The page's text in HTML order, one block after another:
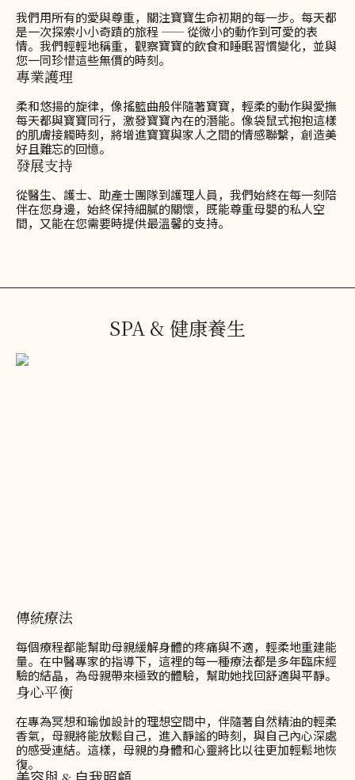
我們用所有的愛與尊重，關注寶寶生命初期的每一步。每天都
是一次探索小小奇蹟的旅程 —— 從微小的動作到可愛的表
情。我們輕輕地稱重，觀察寶寶的飲食和睡眠習慣變化，並與
您一同珍惜這些無價的時刻。
專業護理
柔和悠揚的旋律，像搖籃曲般伴隨著寶寶，輕柔的動作與愛撫
每天都與寶寶同行，激發寶寶內在的潛能。像袋鼠式抱抱這樣
的肌膚接觸時刻，將增進寶寶與家人之間的情感聯繫，創造美
好且難忘的回憶。
發展支持
從醫生、護士、助產士團隊到護理人員，我們始終在每一刻陪
伴在您身邊，始終保持細膩的關懷，既能尊重母嬰的私人空
間，又能在您需要時提供最溫馨的支持。
SPA & 健康養生
傳統療法
每個療程都能幫助母親緩解身體的疼痛與不適，輕柔地重建能
量。在中醫專家的指導下，這裡的每一種療法都是多年臨床經
驗的結晶，為母親帶來極致的體驗，幫助她找回舒適與平靜。
身心平衡
在專為冥想和瑜伽設計的理想空間中，伴隨著自然精油的輕柔
香氣，母親將能放鬆自己，進入靜謐的時刻，與自己內心深處
的感受連結。這樣，母親的身體和心靈將比以往更加輕鬆地恢
復。